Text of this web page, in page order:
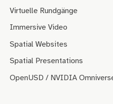
Virtuelle Rundgänge
Immersive Video
Spatial Websites
Spatial Presentations
OpenUSD / NVIDIA